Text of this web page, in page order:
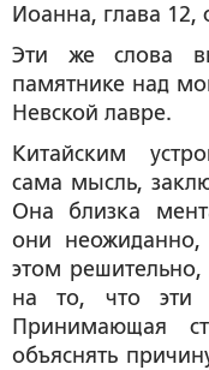
Иоанна, глава 12,
Эти же слова
памятнике над
Невской лавре.
Китайским
сама мысль,
Она близка
они
этом решительно,
на то, что эти
Принимающая
объяснять